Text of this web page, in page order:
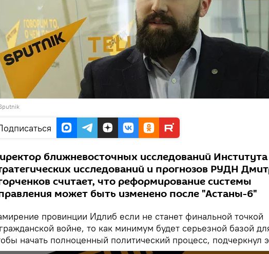
ближневосточных исследований Института
исследований и прогнозов РУДН
считает, что реформирование системы
может быть изменено после "Астаны-6"
провинции Идлиб если не станет финальной точкой
войне, то как минимум будет серьезной базой
начать полноценный политический процесс, подчеркнул